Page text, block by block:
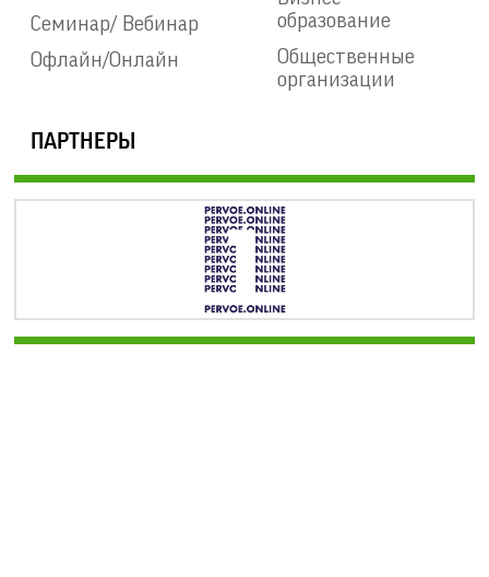
Семинар/ Вебинар
Офлайн/Онлайн
образование
Общественные
организации
ПАРТНЕРЫ